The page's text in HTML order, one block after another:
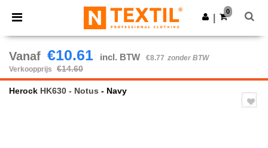
× Ntextil-app
Betere prijzen in de app!
Download app
0
Vanaf €10.61 incl. BTW €8.77 zonder BTW
Verkoopprijs
€14.60
Herock HK630 - Notus - Navy